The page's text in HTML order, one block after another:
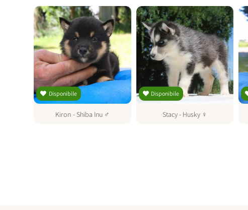
Disponibile
Kiron - Shiba Inu ♂
Disponibile
Stacy- Husky ♀